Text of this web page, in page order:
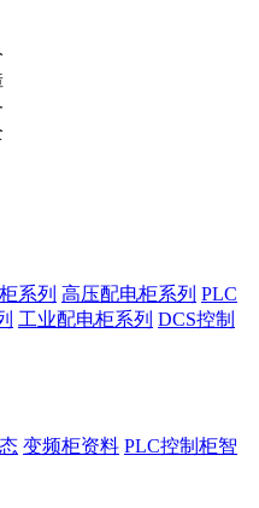
系列 高压配电柜系列 PLC
工业配电柜系列 DCS控制
变频柜资料 PLC控制柜智